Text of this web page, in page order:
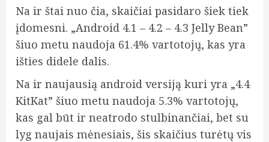
Na ir štai nuo čia, skaičiai pasidaro šiek tiek
įdomesni. „Android 4.1 – 4.2 – 4.3 Jelly Bean”
šiuo metu naudoja 61.4% vartotojų, kas yra
išties didele dalis.
Na ir naujausią android versiją kuri yra „4.4
KitKat” šiuo metu naudoja 5.3% vartotojų,
kas gal būt ir neatrodo stulbinančiai, bet su
lyg naujais mėnesiais, šis skaičius turėtų vis